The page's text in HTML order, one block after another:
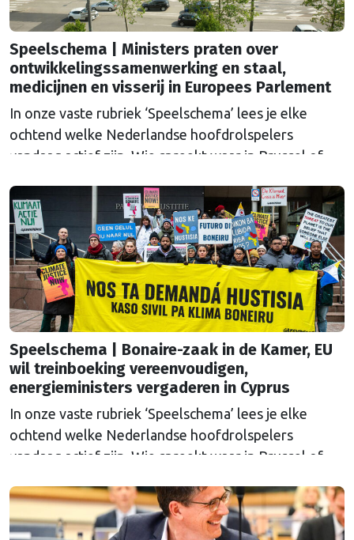
Speelschema | Ministers praten over
ontwikkelingssamenwerking en staal,
medicijnen en visserij in Europees Parlement
In onze vaste rubriek ‘Speelschema’ lees je elke
ochtend welke Nederlandse hoofdrolspelers
vandaag actief zijn. Wie spreekt waar in Brussel of
agenda?
Speelschema | Bonaire-zaak in de Kamer, EU
wil treinboeking vereenvoudigen,
energieministers vergaderen in Cyprus
In onze vaste rubriek ‘Speelschema’ lees je elke
ochtend welke Nederlandse hoofdrolspelers
vandaag actief zijn. Wie spreekt waar in Brussel of
agenda?